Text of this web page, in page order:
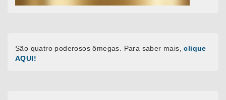
São quatro poderosos ômegas. Para saber mais,clique
AQUI!